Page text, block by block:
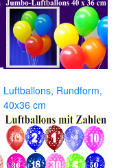
Luftballons, Rundform,
40x36 cm